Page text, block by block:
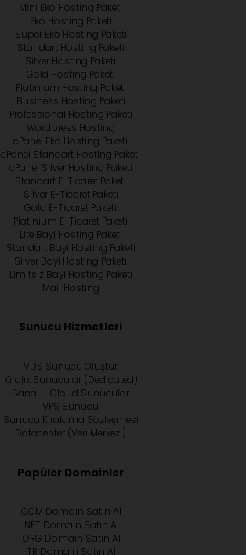
Mini Eko Hosting Paketi
Eko Hosting Paketi
Super Eko Hosting Paketi
Standart Hosting Paketi
Silver Hosting Paketi
Gold Hosting Paketi
Platinium Hosting Paketi
Business Hosting Paketi
Professional Hosting Paketi
Wordpress Hosting
cPanel Eko Hosting Paketi
cPanel Standart Hosting Paketi
cPanel Silver Hosting Paketi
Standart E-Ticaret Paketi
Silver E-Ticaret Paketi
Gold E-Ticaret Paketi
Platinium E-Ticaret Paketi
Lite Bayi Hosting Paketi
Standart Bayi Hosting Paketi
Silver Bayi Hosting Paketi
Limitsiz Bayi Hosting Paketi
Mail Hosting
Sunucu Hizmetleri
VDS Sunucu Oluştur
Kiralık Sunucular (Dedicated)
Sanal – Cloud Sunucular
VPS Sunucu
Sunucu Kiralama Sözleşmesi
Datacenter (Veri Merkezi)
Popüler Domainler
.COM Domain Satın Al
.NET Domain Satın Al
.ORG Domain Satın Al
.TR Domain Satın Al